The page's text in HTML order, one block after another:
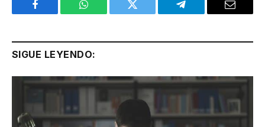
Facebook WhatsApp Twitter Telegram Email
SIGUE LEYENDO: